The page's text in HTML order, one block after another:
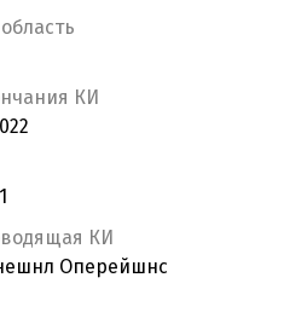
КИ
КИ
Оперейшнс